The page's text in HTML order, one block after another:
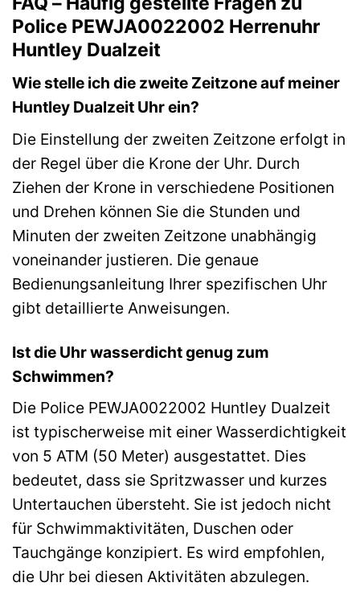
Police PEWJA0022002 Herrenuhr
Huntley Dualzeit
Wie stelle ich die zweite Zeitzone auf meiner
Huntley Dualzeit Uhr ein?
Die Einstellung der zweiten Zeitzone erfolgt in
der Regel über die Krone der Uhr. Durch
Ziehen der Krone in verschiedene Positionen
und Drehen können Sie die Stunden und
Minuten der zweiten Zeitzone unabhängig
voneinander justieren. Die genaue
Bedienungsanleitung Ihrer spezifischen Uhr
gibt detaillierte Anweisungen.
Ist die Uhr wasserdicht genug zum
Schwimmen?
Die Police PEWJA0022002 Huntley Dualzeit
ist typischerweise mit einer Wasserdichtigkeit
von 5 ATM (50 Meter) ausgestattet. Dies
bedeutet, dass sie Spritzwasser und kurzes
Untertauchen übersteht. Sie ist jedoch nicht
für Schwimmaktivitäten, Duschen oder
Tauchgänge konzipiert. Es wird empfohlen,
die Uhr bei diesen Aktivitäten abzulegen.